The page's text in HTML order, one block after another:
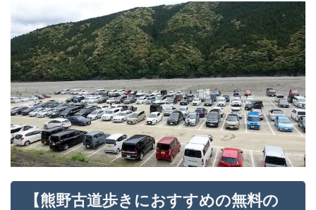
【熊野古道歩きにおすすめの無料の